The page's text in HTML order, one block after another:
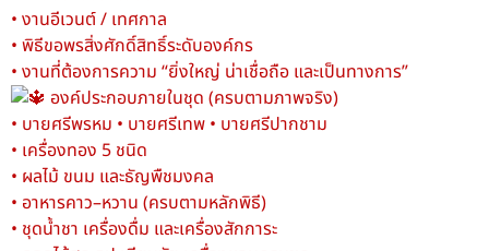
• งานอีเวนต์ / เทศกาล
• พิธีขอพรสิ่งศักดิ์สิทธิ์ระดับองค์กร
• งานที่ต้องการความ “ยิ่งใหญ่ น่าเชื่อถือ และเป็นทางการ”
องค์ประกอบภายในชุด (ครบตามภาพจริง)
• บายศรีพรหม • บายศรีเทพ • บายศรีปากชาม
• เครื่องทอง 5 ชนิด
• ผลไม้ ขนม และธัญพืชมงคล
• อาหารคาว–หวาน (ครบตามหลักพิธี)
• ชุดน้ำชา เครื่องดื่ม และเครื่องสักการะ